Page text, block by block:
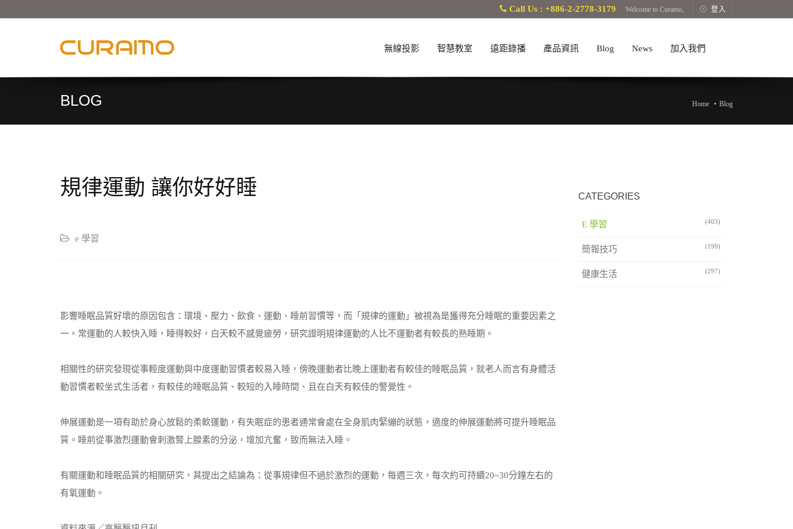
Call Us : +886-2-2778-3179 Welcome to Curamo, 登入
無線投影 智慧教室 遠距錄播 產品資訊 Blog News 加入我們
BLOG Home Blog
規律運動 讓你好好睡
e 學習
影響睡眠品質好壞的原因包含：環境、壓力、飲食、運動、睡前習慣等，而「規律的運動」被視為是獲得充分睡眠的重要因素之
一。常運動的人較快入睡，睡得較好，白天較不感覺疲勞，研究證明規律運動的人比不運動者有較長的熟睡期。
相關性的研究發現從事輕度運動與中度運動習慣者較易入睡，傍晚運動者比晚上運動者有較佳的睡眠品質，就老人而言有身體活
動習慣者較坐式生活者，有較佳的睡眠品質、較短的入睡時間、且在白天有較佳的警覺性。
伸展運動是一項有助於身心放鬆的柔軟運動，有失眠症的患者通常會處在全身肌肉緊繃的狀態，適度的伸展運動將可提升睡眠品
質。睡前從事激烈運動會刺激腎上腺素的分泌，增加亢奮，致而無法入睡。
有關運動和睡眠品質的相關研究，其提出之結論為：從事規律但不過於激烈的運動，每週三次，每次約可持續20~30分鐘左右的
有氧運動。
CATEGORIES
(403)
E 學習
(199)
簡報技巧
(297)
健康生活